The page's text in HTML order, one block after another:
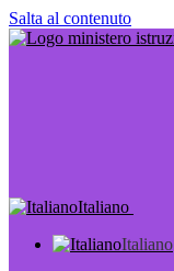
Salta al contenuto
Italiano
Italiano